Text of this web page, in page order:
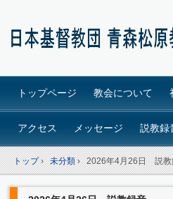
トップページ 教会について
アクセス メッセージ 説教録
トップ› 未分類› 2026年4月26日 説教